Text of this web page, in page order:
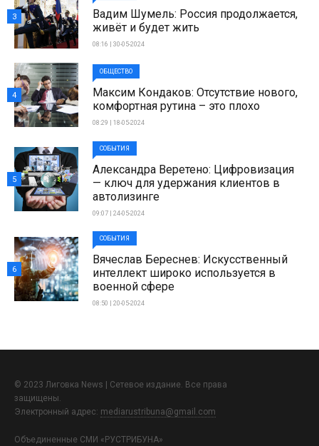
Вадим Шумель: Россия продолжается,
живёт и будет жить
08:16 | 30-05-2024
3
ОБЩЕСТВО
Максим Кондаков: Отсутствие нового,
комфортная рутина – это плохо
08:29 | 18-05-2024
4
СОБЫТИЯ
Александра Веретено: Цифровизация
— ключ для удержания клиентов в
автолизинге
09:07 | 24-05-2024
5
СОБЫТИЯ
Вячеслав Береснев: Искусственный
интеллект широко используется в
военной сфере
08:50 | 20-05-2024
6
© 2023 Лиговка News | Сетевое издание. Все права
защищены.
Электронный адрес: mediarustribuna@gmail.com
Объединенные СМИ «РУСТРИБУНА»